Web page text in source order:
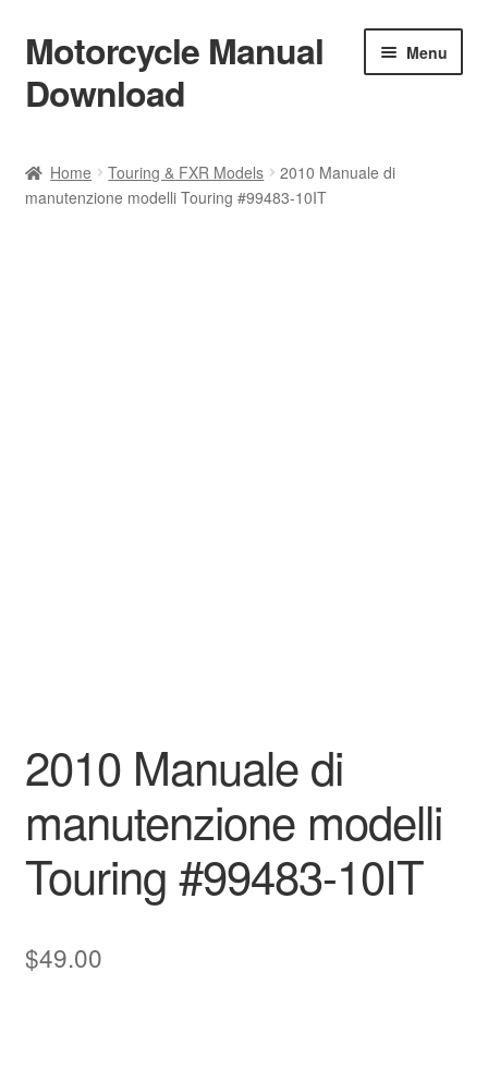
Skip
to
navigation
Skip
to
content
Motorcycle Manual
Download
Menu
Shop
Home Touring & FXR Models
2010 Manuale di
manutenzione modelli Touring #99483-10IT
2010 Manuale di
manutenzione modelli
Touring #99483-10IT
$49.00